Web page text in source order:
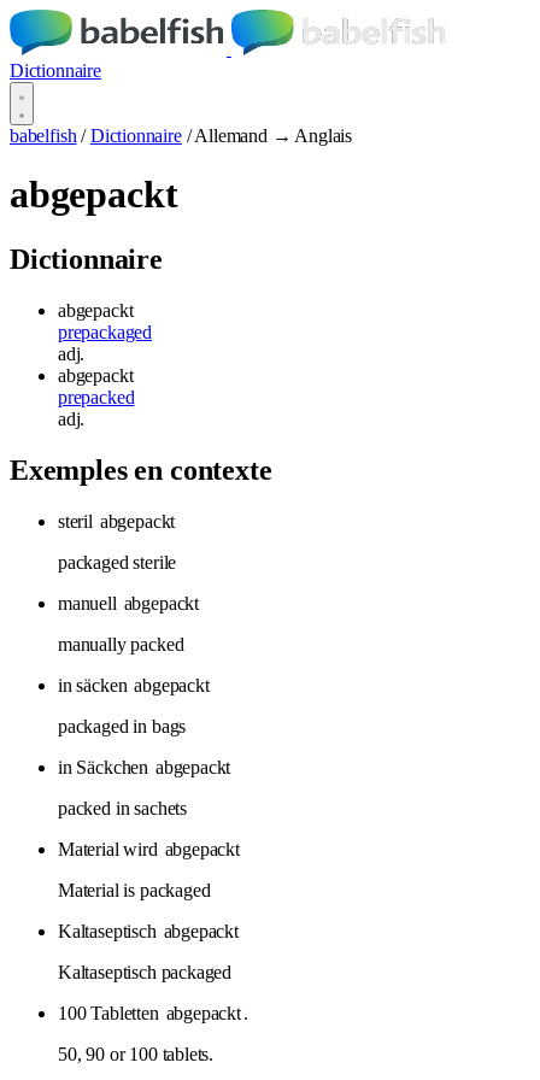
Dictionnaire
babelfish / Dictionnaire / Allemand → Anglais
abgepackt
Dictionnaire
abgepackt
prepackaged
adj.
abgepackt
prepacked
adj.
Exemples en contexte
steril abgepackt
packaged sterile
manuell abgepackt
manually packed
in säcken abgepackt
packaged in bags
in Säckchen abgepackt
packed in sachets
Material wird abgepackt
Material is packaged
Kaltaseptisch abgepackt
Kaltaseptisch packaged
100 Tabletten abgepackt.
50, 90 or 100 tablets.